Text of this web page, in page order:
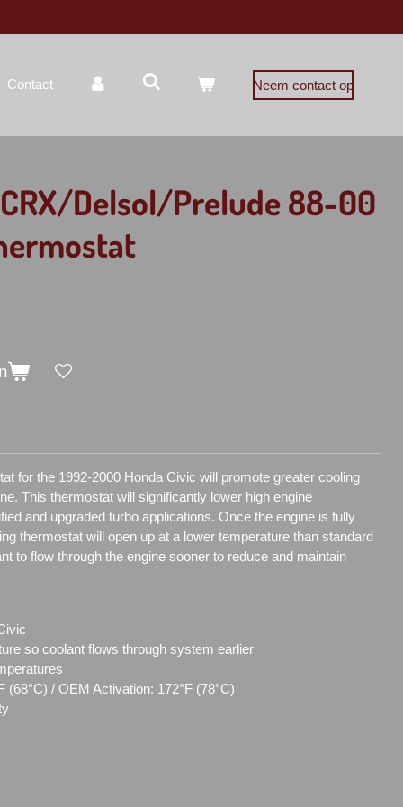
Contact Neem contact op
Delsol/Prelude 88-00
for the 1992-2000 Honda Civic will promote greater cooling
This thermostat will significantly lower high engine
and upgraded turbo applications. Once the engine is fully
thermostat will open up at a lower temperature than standard
to flow through the engine sooner to reduce and maintain
so coolant flows through system earlier
(68°C) / OEM Activation: 172°F (78°C)